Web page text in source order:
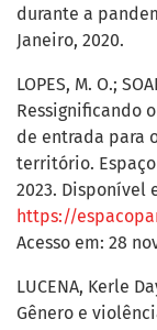
durante a
Janeiro, 2020.
LOPES, M. O.;
Ressignificando
de entrada para
território. Espaço
2023. Disponível
https://
Acesso em: 28
LUCENA, Kerle
Gênero e